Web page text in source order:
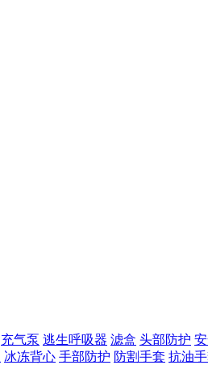
充气泵 逃生呼吸器 滤盒 头部防护
冰冻背心 手部防护 防割手套 抗油